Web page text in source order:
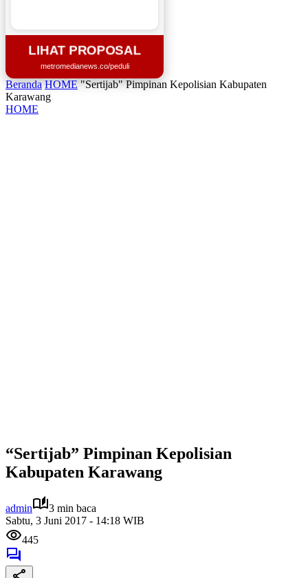
LIHAT PROPOSAL
metromedianews.co/peduli
Beranda HOME "Sertijab" Pimpinan Kepolisian Kabupaten
Karawang
HOME
“Sertijab” Pimpinan Kepolisian
Kabupaten Karawang
admin
3 min baca
Sabtu, 3 Juni 2017 - 14:18 WIB
445